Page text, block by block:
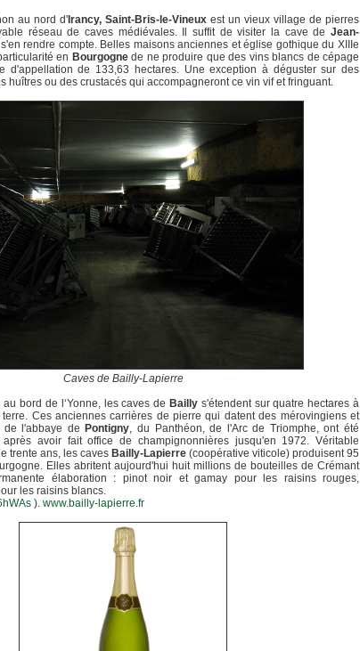
au nord d' Irancy, Saint-Bris-le-Vineux est un vieux village de pierres
réseau de caves médiévales. Il suffit de visiter la cave de Jean-
rendre compte. Belles maisons anciennes et église gothique du XIIIe
en Bourgognede ne produire que des vins blancs de cépage
d'appellation de 133,63 hectares. Une exception à déguster sur des
huîtres ou des crustacés qui accompagneront ce vin vif et fringuant.
Caves de Bailly-Lapierre
au bord de l‘Yonne, les caves de Baillys'étendent sur quatre hectares à
Ces anciennes carrières de pierre qui datent des mérovingiens et
de l'abbaye de Pontigny, du Panthéon, de l'Arc de Triomphe, ont été
avoir fait office de champignonnières jusqu'en 1972. Véritable
trente ans, les caves Bailly-Lapierre (coopérative viticole) produisent 95
Elles abritent aujourd'hui huit millions de bouteilles de Crémant
élaboration : pinot noir et gamay pour les raisins rouges,
les raisins blancs.
). www.bailly-lapierre.fr